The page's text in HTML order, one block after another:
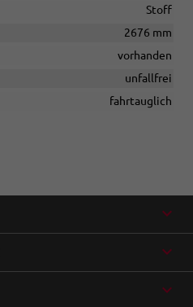
Stoff
2676 mm
vorhanden
unfallfrei
fahrtauglich